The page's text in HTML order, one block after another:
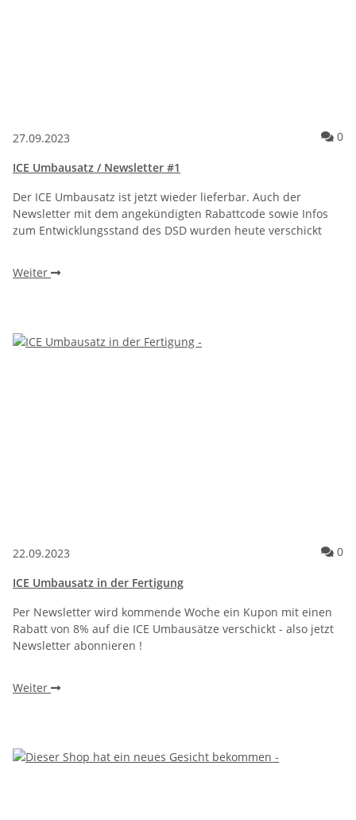
27.09.2023 0
ICE Umbausatz / Newsletter #1
Der ICE Umbausatz ist jetzt wieder lieferbar. Auch der
Newsletter mit dem angekündigten Rabattcode sowie Infos
zum Entwicklungsstand des DSD wurden heute verschickt
Weiter
22.09.2023 0
ICE Umbausatz in der Fertigung
Per Newsletter wird kommende Woche ein Kupon mit einen
Rabatt von 8% auf die ICE Umbausätze verschickt - also jetzt
Newsletter abonnieren !
Weiter